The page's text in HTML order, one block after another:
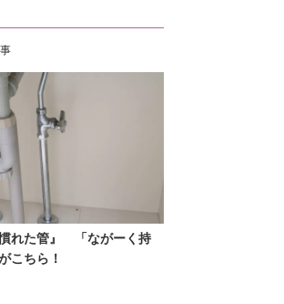
れた管』 「ながーく持
こちら！